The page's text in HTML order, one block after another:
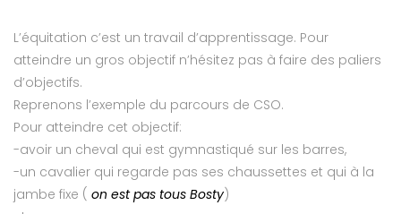
L’équitation c’est un travail d’apprentissage. Pour
atteindre un gros objectif n’hésitez pas à faire des paliers
d’objectifs.
Reprenons l’exemple du parcours de CSO.
Pour atteindre cet objectif:
-avoir un cheval qui est gymnastiqué sur les barres,
-un cavalier qui regarde pas ses chaussettes et qui à la
jambe fixe ( on est pas tous Bosty)